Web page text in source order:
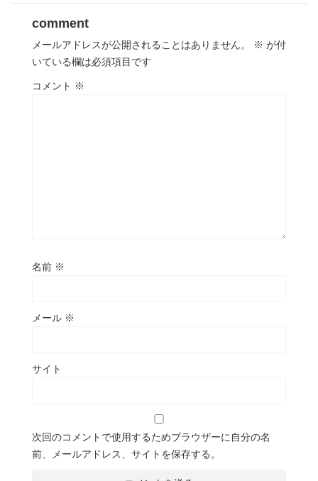
comment
メールアドレスが公開されることはありません。 ※ が付
いている欄は必須項目です
コメント ※
名前 ※
メール ※
サイト
次回のコメントで使用するためブラウザーに自分の名
前、メールアドレス、サイトを保存する。